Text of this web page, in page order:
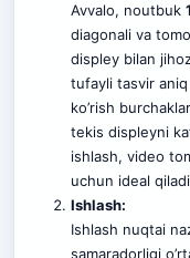
Avvalo, noutbuk
diagonali va
displey bilan
tufayli tasvir
ko’rish
tekis displeyni
ishlash, video
uchun ideal
Ishlash:
Ishlash nuqtai
samaradorligi